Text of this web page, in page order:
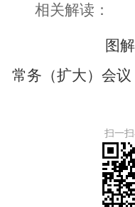
相关解读：
图
常务（扩大）会议
扫一